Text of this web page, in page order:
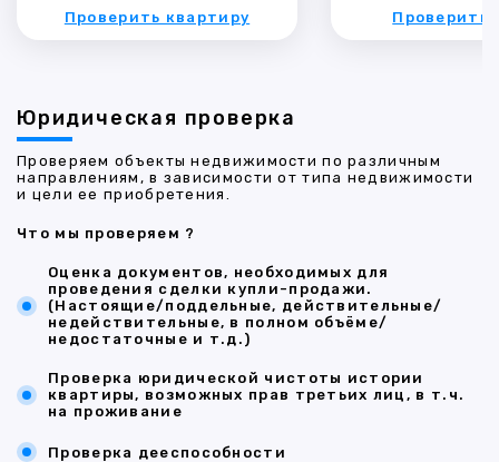
Проверить квартиру Проверить
Юридическая проверка
Проверяем объекты недвижимости по различным
направлениям, в зависимости от типа недвижимости
и цели ее приобретения.
Что мы проверяем ?
Оценка документов, необходимых для
проведения сделки купли-продажи.
(Настоящие/поддельные, действительные/
недействительные, в полном объёме/
недостаточные и т.д.)
Проверка юридической чистоты истории
квартиры, возможных прав третьих лиц, в т.ч.
на проживание
Проверка дееспособности